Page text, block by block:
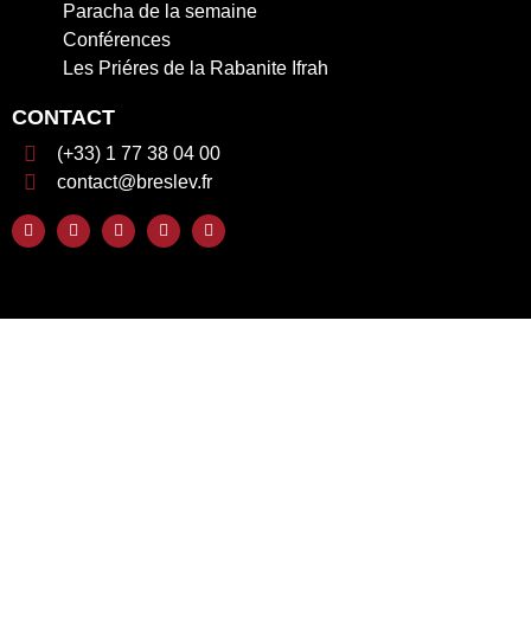
Paracha de la semaine
Conférences
Les Priéres de la Rabanite Ifrah
CONTACT
(+33) 1 77 38 04 00
contact@breslev.fr